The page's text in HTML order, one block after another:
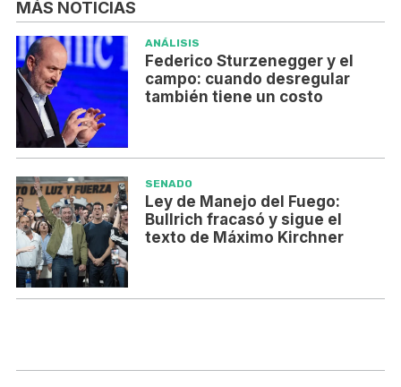
MÁS NOTICIAS
ANÁLISIS
Federico Sturzenegger y el
campo: cuando desregular
también tiene un costo
SENADO
Ley de Manejo del Fuego:
Bullrich fracasó y sigue el
texto de Máximo Kirchner